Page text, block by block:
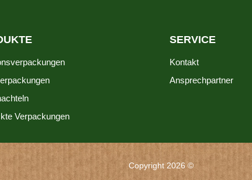
Verpackungen
SERVICE
Kontakt
Ansprechpartner
Copyright 2026 ©